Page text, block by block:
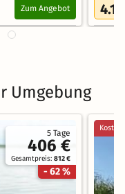
Zum Angebot 4.1
Umgebung
5 Tage
406 €
Gesamtpreis:812 €
- 62 %